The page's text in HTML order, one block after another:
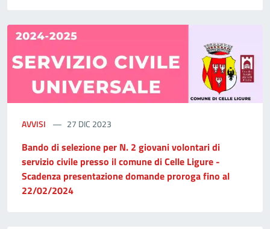
AVVISI 27 DIC 2023
Bando di selezione per N. 2 giovani volontari di
servizio civile presso il comune di Celle Ligure -
Scadenza presentazione domande proroga fino al
22/02/2024